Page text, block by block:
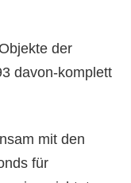
der
davon-komplett
mit den
für